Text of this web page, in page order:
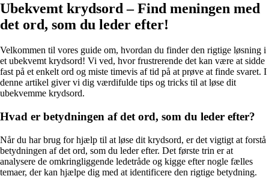
Ubekvemt krydsord – Find meningen med
det ord, som du leder efter!
Velkommen til vores guide om, hvordan du finder den rigtige løsning i
et ubekvemt krydsord! Vi ved, hvor frustrerende det kan være at sidde
fast på et enkelt ord og miste timevis af tid på at prøve at finde svaret. I
denne artikel giver vi dig værdifulde tips og tricks til at løse dit
ubekvemme krydsord.
Hvad er betydningen af det ord, som du leder efter?
Når du har brug for hjælp til at løse dit krydsord, er det vigtigt at forstå
betydningen af det ord, som du leder efter. Det første trin er at
analysere de omkringliggende ledetråde og kigge efter nogle fælles
temaer, der kan hjælpe dig med at identificere den rigtige betydning.